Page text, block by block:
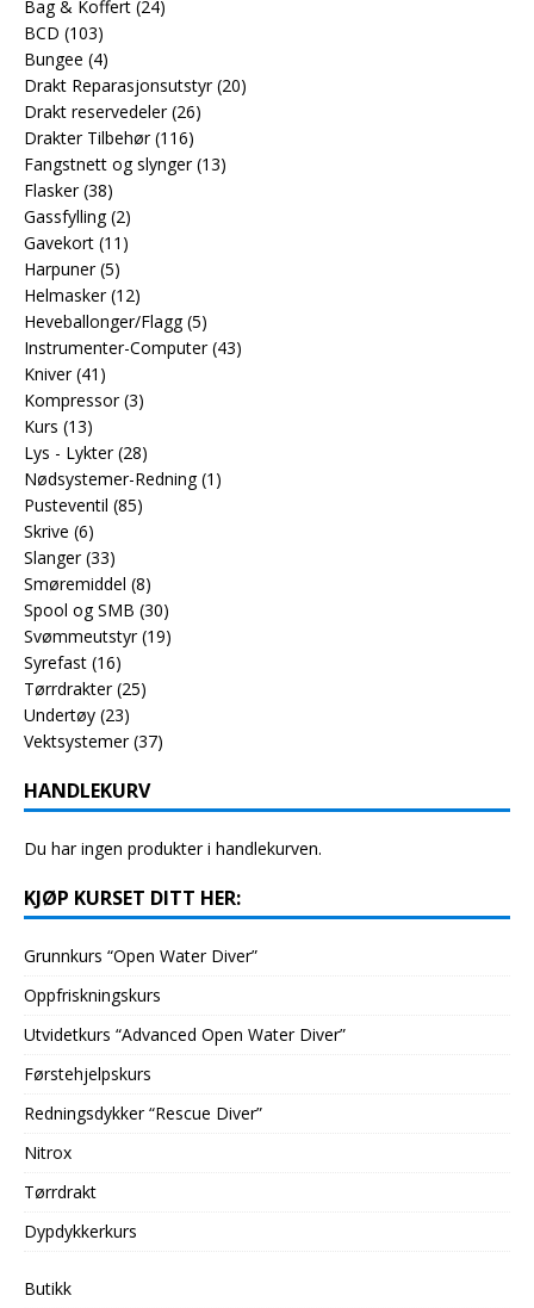
Bag & Koffert (24)
BCD (103)
Bungee (4)
Drakt Reparasjonsutstyr (20)
Drakt reservedeler (26)
Drakter Tilbehør (116)
Fangstnett og slynger (13)
Flasker (38)
Gassfylling (2)
Gavekort (11)
Harpuner (5)
Helmasker (12)
Heveballonger/Flagg (5)
Instrumenter-Computer (43)
Kniver (41)
Kompressor (3)
Kurs (13)
Lys - Lykter (28)
Nødsystemer-Redning (1)
Pusteventil (85)
Skrive (6)
Slanger (33)
Smøremiddel (8)
Spool og SMB (30)
Svømmeutstyr (19)
Syrefast (16)
Tørrdrakter (25)
Undertøy (23)
Vektsystemer (37)
HANDLEKURV
Du har ingen produkter i handlekurven.
KJØP KURSET DITT HER:
Grunnkurs “Open Water Diver”
Oppfriskningskurs
Utvidetkurs “Advanced Open Water Diver”
Førstehjelpskurs
Redningsdykker “Rescue Diver”
Nitrox
Tørrdrakt
Dypdykkerkurs
Butikk